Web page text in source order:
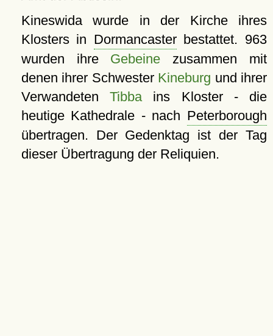
Kineswida wurde in der Kirche ihres
Klosters in Dormancasterbestattet. 963
wurden ihre Gebeine zusammen mit
denen ihrer Schwester Kineburg und ihrer
VerwandetenTibbains Kloster - die
heutige Kathedrale - nach Peterborough
übertragen. Der Gedenktag ist der Tag
dieser Übertragung der Reliquien.